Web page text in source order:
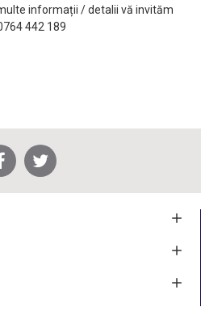
informații / detalii vă invităm
442 189